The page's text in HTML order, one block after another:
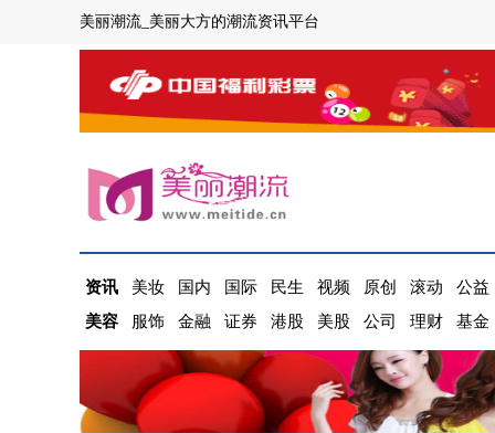
美丽潮流_美丽大方的潮流资讯平台
资讯 美妆 国内 国际 民生 视频 原创 滚动
公益
美容
服饰 金融 证券 港股 美股 公司 理财 基金